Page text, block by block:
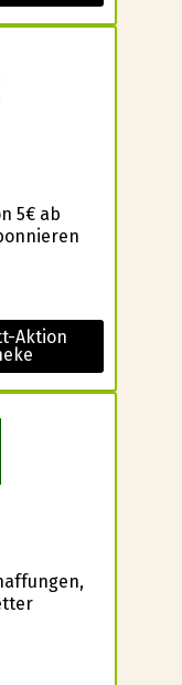
5€ ab
Aktion